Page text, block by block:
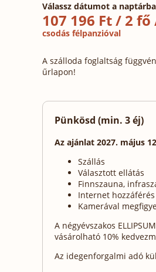
Válassz dátumot a
107 196 Ft / 2
csodás félpanzióval
A szálloda foglaltság
űrlapon!
Pünkösd (min. 3 éj)
Az ajánlat 2027. május
Szállás
Választott ellátás
Finnszauna,
Internet hozzáférés
Kamerával
A négyévszakos
vásárolható 10%
Az idegenforgalmi adó